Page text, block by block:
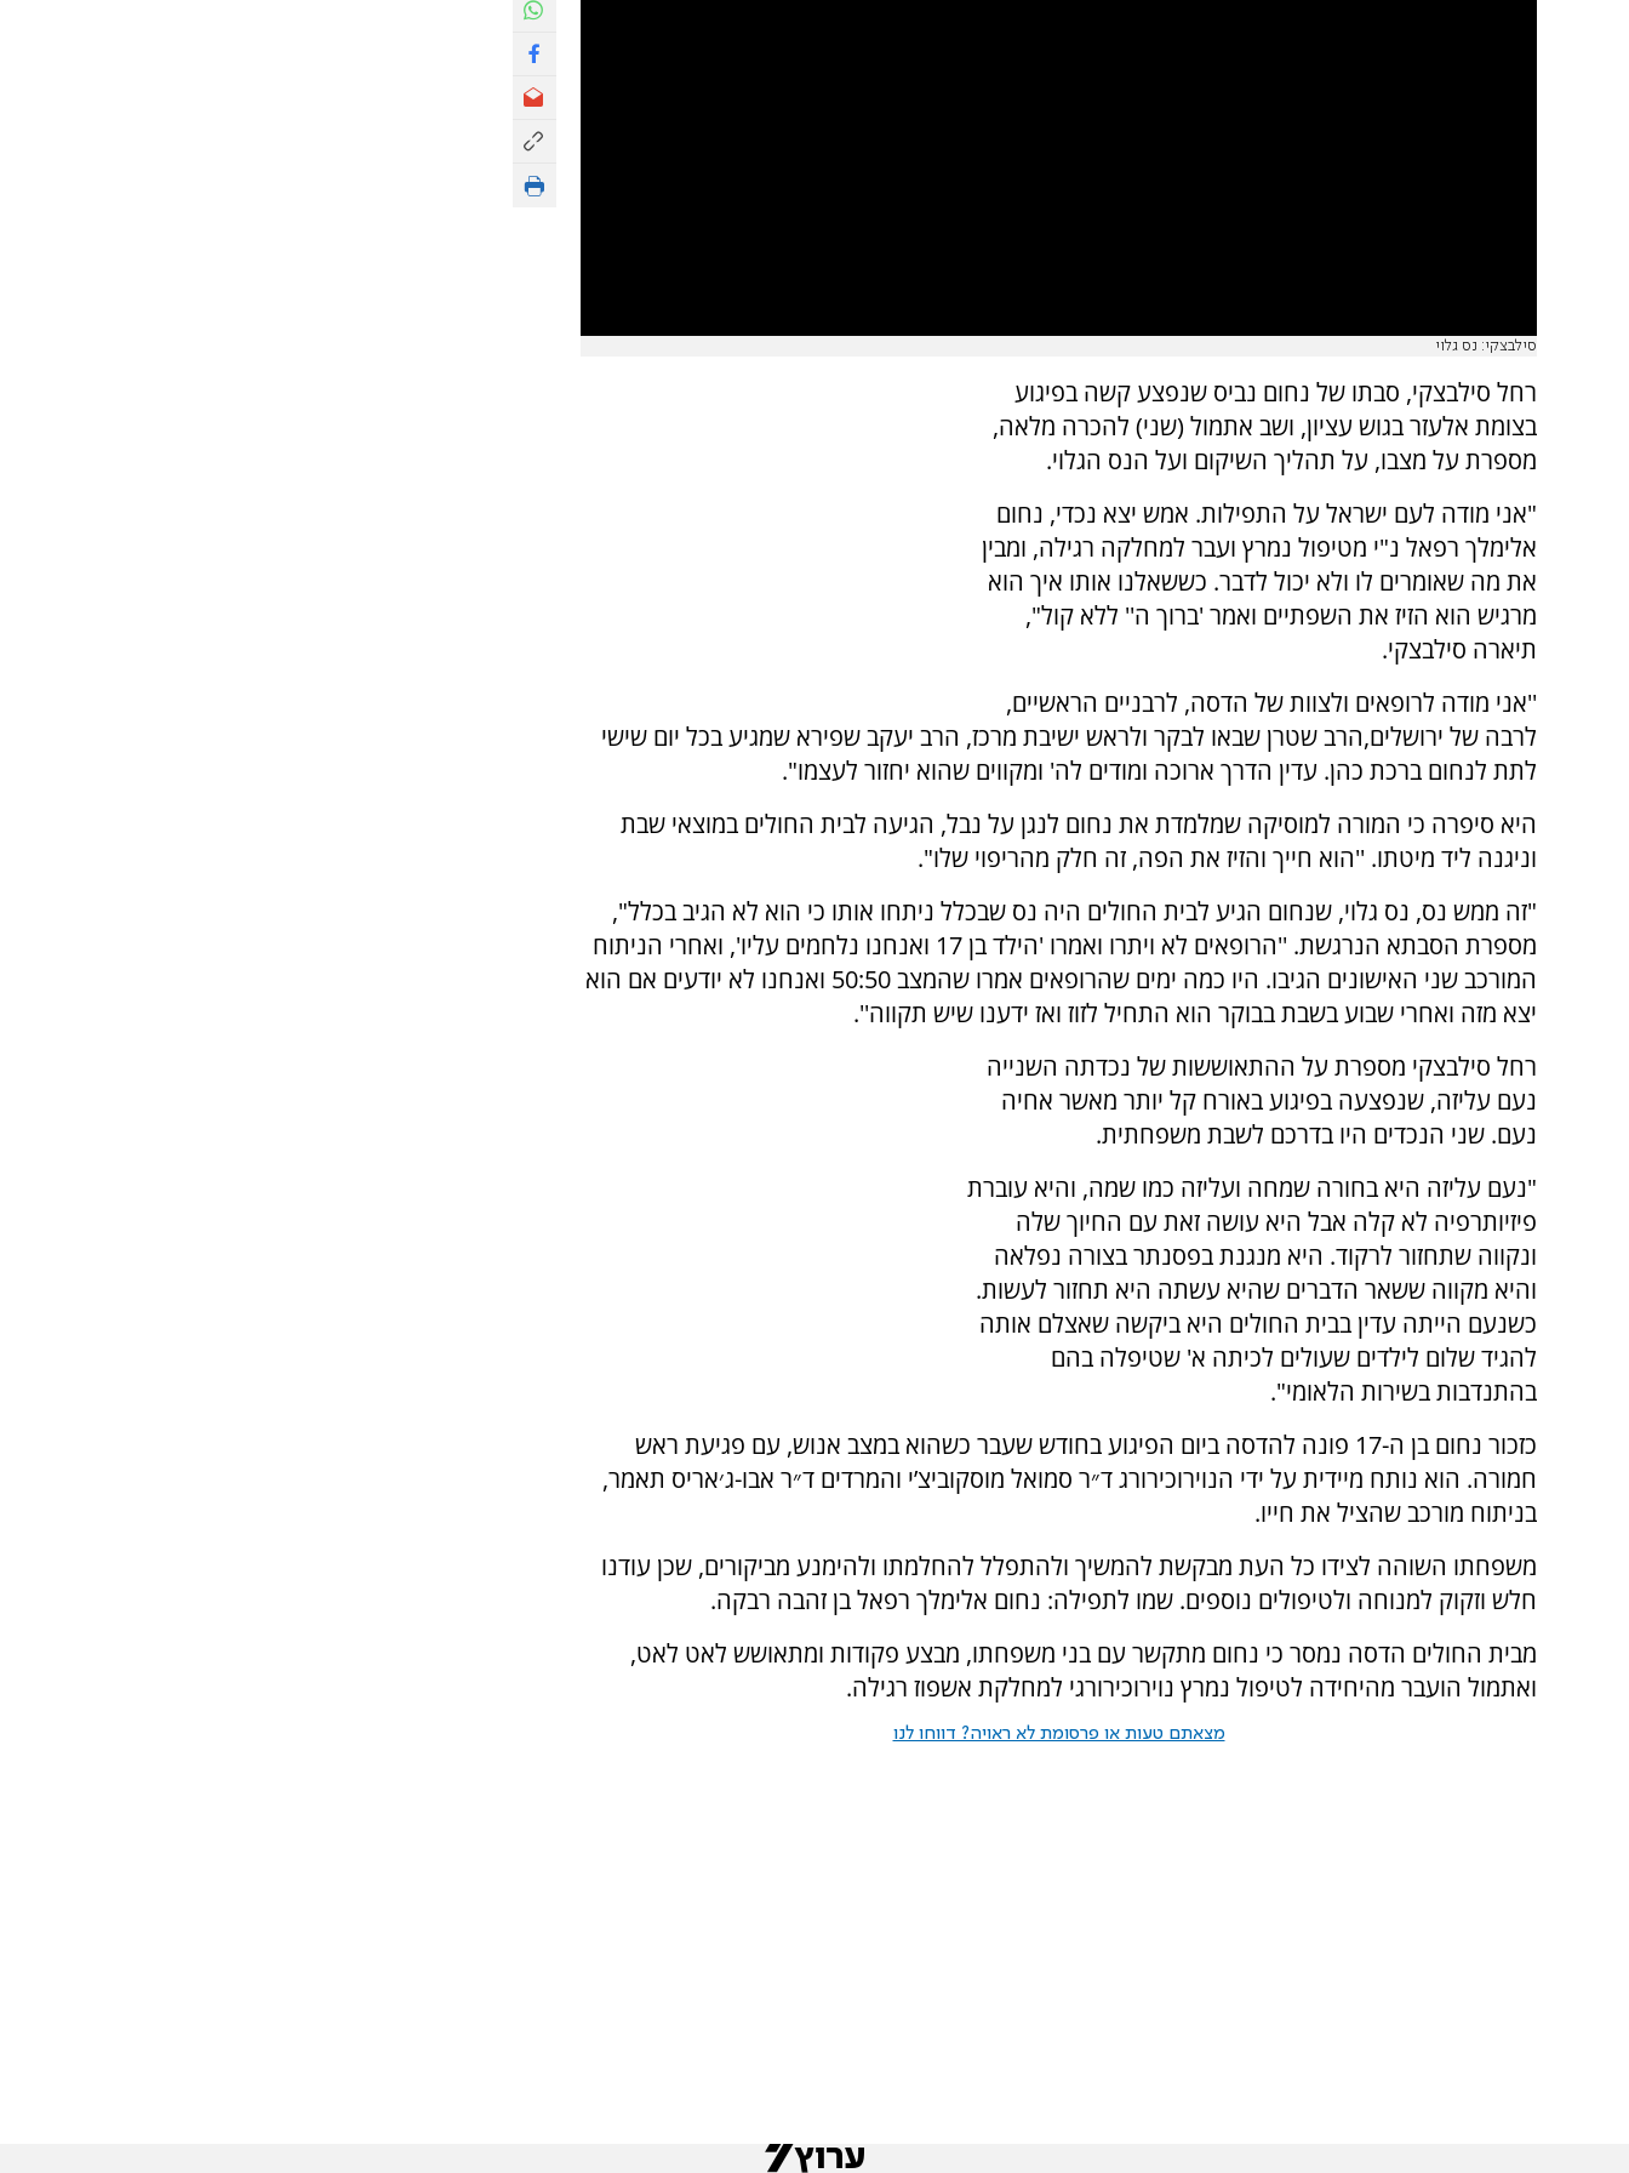
סילבצקי: נס גלוי
רחל סילבצקי, סבתו של נחום נביס שנפצע קשה בפיגוע
בצומת אלעזר בגוש עציון, ושב אתמול (שני) להכרה מלאה,
מספרת על מצבו, על תהליך השיקום ועל הנס הגלוי.
"אני מודה לעם ישראל על התפילות. אמש יצא נכדי, נחום
אלימלך רפאל נ"י מטיפול נמרץ ועבר למחלקה רגילה, ומבין
את מה שאומרים לו ולא יכול לדבר. כששאלנו אותו איך הוא
מרגיש הוא הזיז את השפתיים ואמר 'ברוך ה'' ללא קול",
תיארה סילבצקי.
''אני מודה לרופאים ולצוות של הדסה, לרבניים הראשיים,
לרבה של ירושלים,הרב שטרן שבאו לבקר ולראש ישיבת מרכז, הרב יעקב שפירא שמגיע בכל יום שישי
לתת לנחום ברכת כהן. עדין הדרך ארוכה ומודים לה' ומקווים שהוא יחזור לעצמו".
היא סיפרה כי המורה למוסיקה שמלמדת את נחום לנגן על נבל, הגיעה לבית החולים במוצאי שבת
וניגנה ליד מיטתו. ''הוא חייך והזיז את הפה, זה חלק מהריפוי שלו".
"זה ממש נס, נס גלוי, שנחום הגיע לבית החולים היה נס שבכלל ניתחו אותו כי הוא לא הגיב בכלל",
מספרת הסבתא הנרגשת. ''הרופאים לא ויתרו ואמרו 'הילד בן 17 ואנחנו נלחמים עליו', ואחרי הניתוח
המורכב שני האישונים הגיבו. היו כמה ימים שהרופאים אמרו שהמצב 50:50 ואנחנו לא יודעים אם הוא
יצא מזה ואחרי שבוע בשבת בבוקר הוא התחיל לזוז ואז ידענו שיש תקווה''.
רחל סילבצקי מספרת על ההתאוששות של נכדתה השנייה
נעם עליזה, שנפצעה בפיגוע באורח קל יותר מאשר אחיה
נעם. שני הנכדים היו בדרכם לשבת משפחתית.
"נעם עליזה היא בחורה שמחה ועליזה כמו שמה, והיא עוברת
פיזיותרפיה לא קלה אבל היא עושה זאת עם החיוך שלה
ונקווה שתחזור לרקוד. היא מנגנת בפסנתר בצורה נפלאה
והיא מקווה ששאר הדברים שהיא עשתה היא תחזור לעשות.
כשנעם הייתה עדין בבית החולים היא ביקשה שאצלם אותה
להגיד שלום לילדים שעולים לכיתה א' שטיפלה בהם
בהתנדבות בשירות הלאומי".
כזכור נחום בן ה-17 פונה להדסה ביום הפיגוע בחודש שעבר כשהוא במצב אנוש, עם פגיעת ראש
חמורה. הוא נותח מיידית על ידי הנוירוכירורג ד״ר סמואל מוסקוביצ’י והמרדים ד״ר אבו-ג׳אריס תאמר,
בניתוח מורכב שהציל את חייו.
משפחתו השוהה לצידו כל העת מבקשת להמשיך ולהתפלל להחלמתו ולהימנע מביקורים, שכן עודנו
חלש וזקוק למנוחה ולטיפולים נוספים. שמו לתפילה: נחום אלימלך רפאל בן זהבה רבקה.
מבית החולים הדסה נמסר כי נחום מתקשר עם בני משפחתו, מבצע פקודות ומתאושש לאט לאט,
ואתמול הועבר מהיחידה לטיפול נמרץ נוירוכירורגי למחלקת אשפוז רגילה.
מצאתם טעות או פרסומת לא ראויה? דווחו לנו